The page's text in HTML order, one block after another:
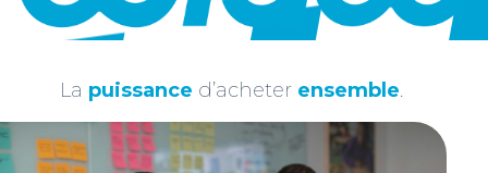
5. Mise en ligne de nouveaux contrats
cadres
La puissance d’acheter ensemble.